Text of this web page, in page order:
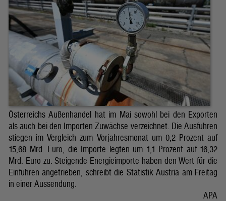
Österreichs Außenhandel hat im Mai sowohl bei den Exporten
als auch bei den Importen Zuwächse verzeichnet. Die Ausfuhren
stiegen im Vergleich zum Vorjahresmonat um 0,2 Prozent auf
15,68 Mrd. Euro, die Importe legten um 1,1 Prozent auf 16,32
Mrd. Euro zu. Steigende Energieimporte haben den Wert für die
Einfuhren angetrieben, schreibt die Statistik Austria am Freitag
in einer Aussendung.
APA